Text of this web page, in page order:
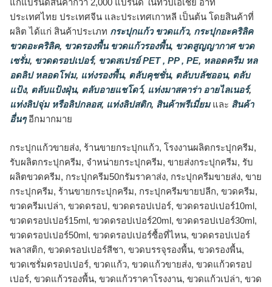
แก่แบรนด์สินค้ากว่า 2,000 แบรนด์ ในทวีปเอเชีย อาทิ
ประเทศไทย ประเทศจีน และประเทศเกาหลี เป็นต้น โดยสินค้าที่
ผลิต ได้แก่ สินค้าประเภท กระปุกแก้ว ขวดแก้ว, กระปุกอะคริลิค
ขวดอะคริลิค, ขวดรองพื้น ขวดแก้วรองพื้น, ขวดสูญญากาศ ขวด
เซรั่ม, ขวดดรอปเปอร์, ขวดสเปรย์ PET , PP , PE, หลอดครีม หล
อดลิป หลอดโฟม, แท่งรองพื้น, ตลับคุชชั่น, ตลับบลัชออน, ตลับ
แป้ง, ตลับแป้งฝุ่น, ตลับอายแชโดว์, แท่งมาสคาร่า อายไลเนอร์,
แท่งลิปจุ่ม หรือลิปกลอส, แท่งลิปสติก, สินค้าพรีเมี่ยมและ สินค้า
อื่นๆอีกมากมาย
กระปุกแก้วขายส่ง, ร้านขายกระปุกแก้ว, โรงงานผลิตกระปุกครีม,
รับผลิตกระปุกครีม, จำหน่ายกระปุกครีม, ขายส่งกระปุกครีม, รับ
ผลิตขวดครีม, กระปุกครีม50กรัมราคาส่ง, กระปุกครีมขายส่ง, ขาย
กระปุกครีม, ร้านขายกระปุกครีม, กระปุกครีมขายปลีก, ขวดครีม,
ขวดครีมเปล่า, ขวดดรอป, ขวดดรอปเปอร์, ขวดดรอปเปอร์10ml,
ขวดดรอปเปอร์15ml, ขวดดรอปเปอร์20ml, ขวดดรอปเปอร์30ml,
ขวดดรอปเปอร์50ml, ขวดดรอปเปอร์ซื้อที่ไหน, ขวดดรอปเปอร์
พลาสติก, ขวดดรอปเปอร์สีชา, ขวดบรรจุรองพื้น, ขวดรองพื้น,
ขวดเซรั่มดรอปเปอร์, ขวดแก้ว, ขวดแก้วขายส่ง, ขวดแก้วดรอป
เปอร์, ขวดแก้วรองพื้น, ขวดแก้วราคาโรงงาน, ขวดแก้วเปล่า, ขวด